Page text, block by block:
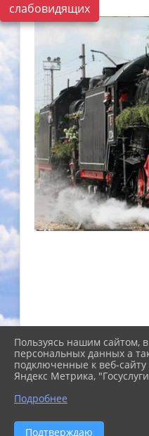
слабовидящих
Пользуясь нашим сайтом,
персональных данных а
подключенные к веб-
Яндекс Метрика,
Подробнее
Подтверждаю